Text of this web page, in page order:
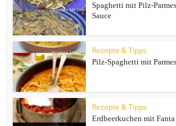
Spaghetti mit Pilz-
Sauce
Rezepte & Tipps
Pilz-Spaghetti mit
Rezepte & Tipps
Erdbeerkuchen mit Fanta